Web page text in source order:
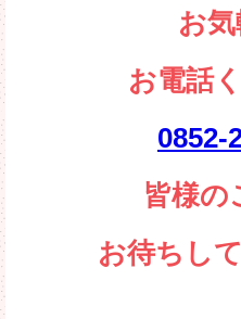
お
お電話
0852-
皆様の
お待ちし